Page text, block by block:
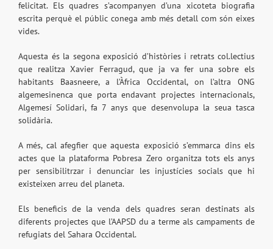
felicitat. Els quadres s’acompanyen d’una xicoteta biografia
escrita perquè el públic conega amb més detall com són eixes
vides.
Aquesta és la segona exposició d’històries i retrats col.lectius
que realitza Xavier Ferragud, que ja va fer una sobre els
habitants Baasneere, a l’Àfrica Occidental, on l’altra ONG
algemesinenca que porta endavant projectes internacionals,
Algemesí Solidari, fa 7 anys que desenvolupa la seua tasca
solidària.
A més, cal afegfier que aquesta exposició s’emmarca dins els
actes que la plataforma Pobresa Zero organitza tots els anys
per sensibilitrzar i denunciar les injustícies socials que hi
existeixen arreu del planeta.
Els beneficis de la venda dels quadres seran destinats als
diferents projectes que l’AAPSD du a terme als campaments de
refugiats del Sahara Occidental.